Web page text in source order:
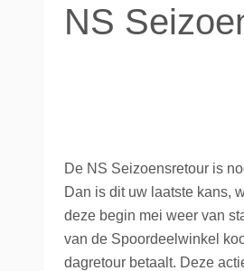
NS dagkaart
Albert Heijn
La Place
NS
De NS Seizoensretour is
Dan is dit uw laatste kans,
deze begin mei weer van
van de Spoordeelwinkel
dagretour betaalt. Deze